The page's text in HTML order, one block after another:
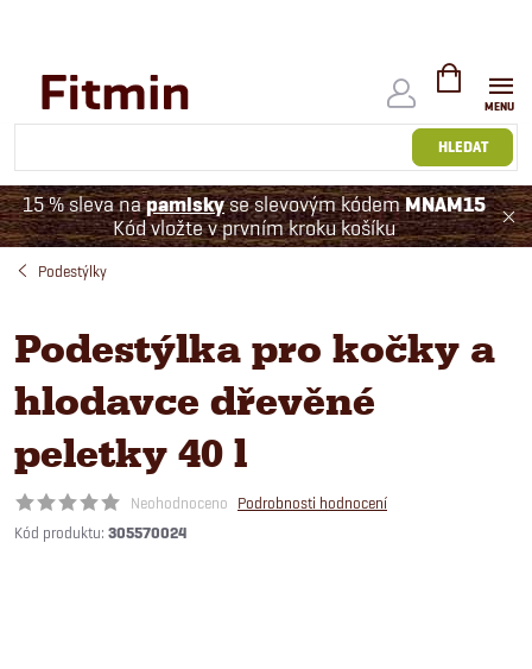
HLEDAT
NÁKUPNÍ
KOŠÍK
15 % sleva napamlskyse slevovým kódemMNAM15
Kód vložte v prvním kroku košíku
Podestýlky
Podestýlka pro kočky a
hlodavce dřevěné
peletky 40 l
Neohodnoceno
Podrobnosti hodnocení
Kód produktu: 305570024